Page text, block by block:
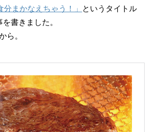
まかなえちゃう！」
というタイトル
書きました。
ら。